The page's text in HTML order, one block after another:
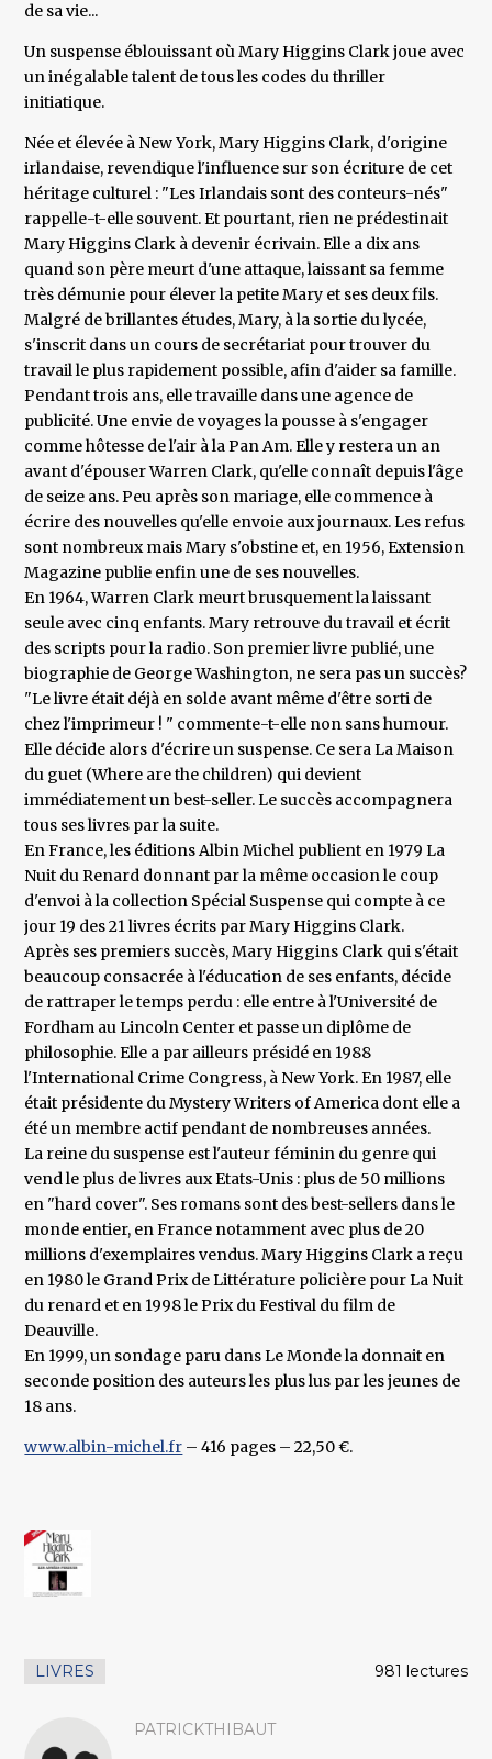
de sa vie...
Un suspense éblouissant où Mary Higgins Clark joue avec
un inégalable talent de tous les codes du thriller
initiatique.
Née et élevée à New York, Mary Higgins Clark, d'origine
irlandaise, revendique l'influence sur son écriture de cet
héritage culturel : "Les Irlandais sont des conteurs-nés"
rappelle-t-elle souvent. Et pourtant, rien ne prédestinait
Mary Higgins Clark à devenir écrivain. Elle a dix ans
quand son père meurt d'une attaque, laissant sa femme
très démunie pour élever la petite Mary et ses deux fils.
Malgré de brillantes études, Mary, à la sortie du lycée,
s'inscrit dans un cours de secrétariat pour trouver du
travail le plus rapidement possible, afin d'aider sa famille.
Pendant trois ans, elle travaille dans une agence de
publicité. Une envie de voyages la pousse à s'engager
comme hôtesse de l'air à la Pan Am. Elle y restera un an
avant d'épouser Warren Clark, qu'elle connaît depuis l'âge
de seize ans. Peu après son mariage, elle commence à
écrire des nouvelles qu'elle envoie aux journaux. Les refus
sont nombreux mais Mary s'obstine et, en 1956, Extension
Magazine publie enfin une de ses nouvelles.
En 1964, Warren Clark meurt brusquement la laissant
seule avec cinq enfants. Mary retrouve du travail et écrit
des scripts pour la radio. Son premier livre publié, une
biographie de George Washington, ne sera pas un succès?
"Le livre était déjà en solde avant même d'être sorti de
chez l'imprimeur ! " commente-t-elle non sans humour.
Elle décide alors d'écrire un suspense. Ce sera La Maison
du guet (Where are the children) qui devient
immédiatement un best-seller. Le succès accompagnera
tous ses livres par la suite.
En France, les éditions Albin Michel publient en 1979 La
Nuit du Renard donnant par la même occasion le coup
d'envoi à la collection Spécial Suspense qui compte à ce
jour 19 des 21 livres écrits par Mary Higgins Clark.
Après ses premiers succès, Mary Higgins Clark qui s'était
beaucoup consacrée à l'éducation de ses enfants, décide
de rattraper le temps perdu : elle entre à l'Université de
Fordham au Lincoln Center et passe un diplôme de
philosophie. Elle a par ailleurs présidé en 1988
l'International Crime Congress, à New York. En 1987, elle
était présidente du Mystery Writers of America dont elle a
été un membre actif pendant de nombreuses années.
La reine du suspense est l'auteur féminin du genre qui
vend le plus de livres aux Etats-Unis : plus de 50 millions
en "hard cover". Ses romans sont des best-sellers dans le
monde entier, en France notamment avec plus de 20
millions d'exemplaires vendus. Mary Higgins Clark a reçu
en 1980 le Grand Prix de Littérature policière pour La Nuit
du renard et en 1998 le Prix du Festival du film de
Deauville.
En 1999, un sondage paru dans Le Monde la donnait en
seconde position des auteurs les plus lus par les jeunes de
18 ans.
www.albin-michel.fr – 416 pages – 22,50 €.
LIVRES 981 lectures
PATRICKTHIBAUT